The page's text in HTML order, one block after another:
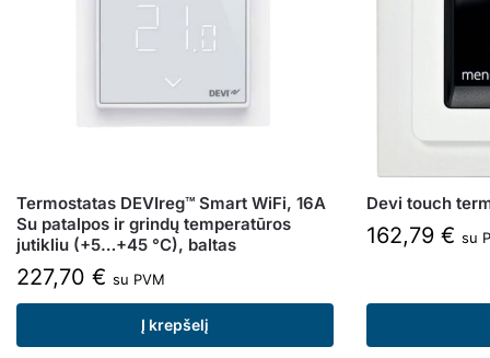
Termostatas DEVIreg™ Smart WiFi, 16A
Su patalpos ir grindų temperatūros
jutikliu (+5…+45 °C), baltas
227,70 € su PVM
Į krepšelį
Devi touch
162,79 € su